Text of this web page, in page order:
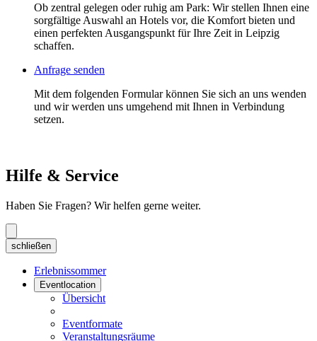
Ob zentral gelegen oder ruhig am Park: Wir stellen Ihnen eine
sorgfältige Auswahl an Hotels vor, die Komfort bieten und
einen perfekten Ausgangspunkt für Ihre Zeit in Leipzig
schaffen.
Anfrage senden
Mit dem folgenden Formular können Sie sich an uns wenden
und wir werden uns umgehend mit Ihnen in Verbindung
setzen.
Hilfe & Service
Haben Sie Fragen? Wir helfen gerne weiter.
schließen
Erlebnissommer
Eventlocation
Übersicht
Eventformate
Veranstaltungsräume